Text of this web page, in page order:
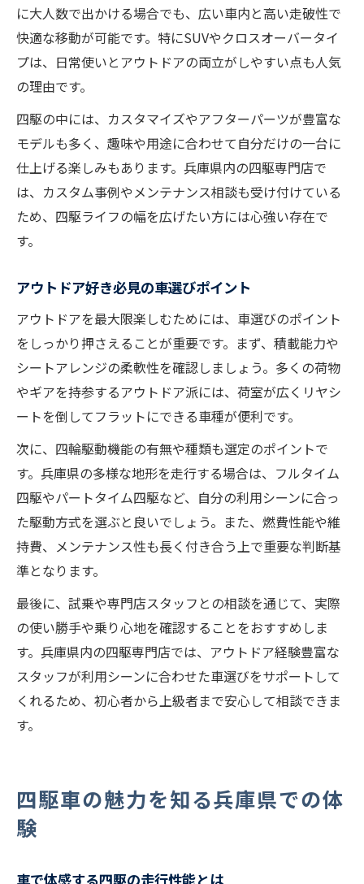
に大人数で出かける場合でも、広い車内と高い走破性で
快適な移動が可能です。特にSUVやクロスオーバータイ
プは、日常使いとアウトドアの両立がしやすい点も人気
の理由です。
四駆の中には、カスタマイズやアフターパーツが豊富な
モデルも多く、趣味や用途に合わせて自分だけの一台に
仕上げる楽しみもあります。兵庫県内の四駆専門店で
は、カスタム事例やメンテナンス相談も受け付けている
ため、四駆ライフの幅を広げたい方には心強い存在で
す。
アウトドア好き必見の車選びポイント
アウトドアを最大限楽しむためには、車選びのポイント
をしっかり押さえることが重要です。まず、積載能力や
シートアレンジの柔軟性を確認しましょう。多くの荷物
やギアを持参するアウトドア派には、荷室が広くリヤシ
ートを倒してフラットにできる車種が便利です。
次に、四輪駆動機能の有無や種類も選定のポイントで
す。兵庫県の多様な地形を走行する場合は、フルタイム
四駆やパートタイム四駆など、自分の利用シーンに合っ
た駆動方式を選ぶと良いでしょう。また、燃費性能や維
持費、メンテナンス性も長く付き合う上で重要な判断基
準となります。
最後に、試乗や専門店スタッフとの相談を通じて、実際
の使い勝手や乗り心地を確認することをおすすめしま
す。兵庫県内の四駆専門店では、アウトドア経験豊富な
スタッフが利用シーンに合わせた車選びをサポートして
くれるため、初心者から上級者まで安心して相談できま
す。
四駆車の魅力を知る兵庫県での体
験
車で体感する四駆の走行性能とは